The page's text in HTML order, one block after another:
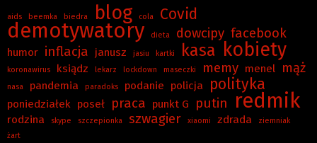
aids beemka biedra blog cola Covid
demotywatory dieta dowcipy facebook
humor inflacja janusz jasiu kartki kasa kobiety
koronawirus ksiądz lekarz lockdown maseczki memy menel mąż
nasa pandemia paradoks podanie policja polityka
poniedziałek poseł praca punkt G putin redmik
rodzina skype szczepionka szwagier xiaomi zdrada
ziemniak
żart